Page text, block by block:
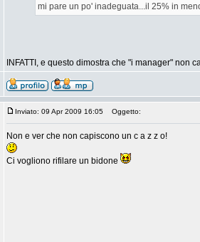
mi pare un po' inadeguata...il 25% in
INFATTI, e questo dimostra che "i manager" non
Inviato: 09 Apr 2009 16:05 Oggetto:
Non e ver che non capiscono un c a z z o!
Ci vogliono rifilare un bidone